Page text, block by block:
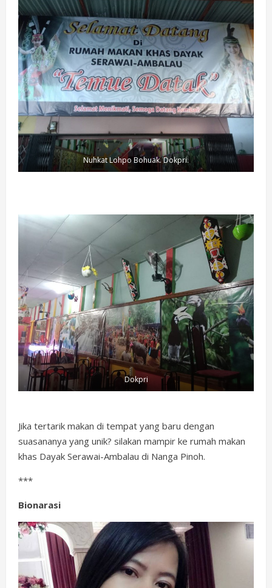
Nuhkat Lohpo Bohuak. Dokpri.
Dokpri
Jika tertarik makan di tempat yang baru dengan
suasananya yang unik? silakan mampir ke rumah makan
khas Dayak Serawai-Ambalau di Nanga Pinoh.
***
Bionarasi